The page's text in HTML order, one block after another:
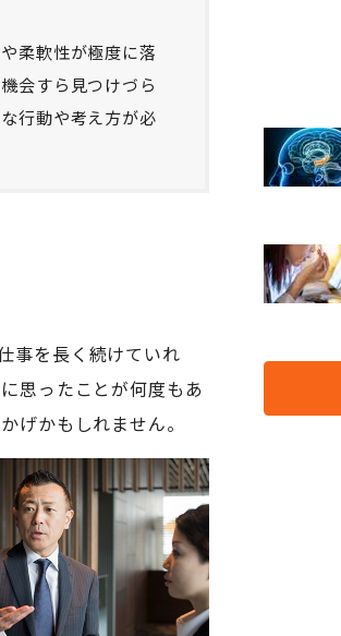
柔軟性が極度に落
会すら見つけづら
行動や考え方が必
事を長く続けていれ
思ったことが何度もあ
げかもしれません。